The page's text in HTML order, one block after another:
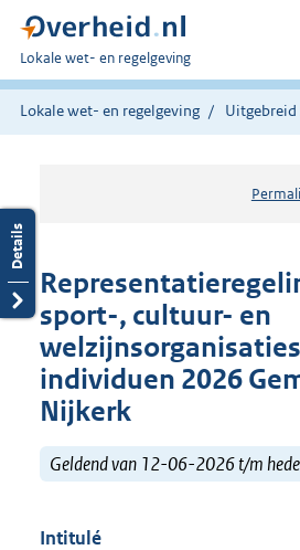
U
bent
hier:
Lokale wet- en regelgeving
Lokale wet- en regelgeving Uitgebreid
sport-, cultuur- en
individuen 2026
Nijkerk
Geldend van 12-06-2026 t/m
Intitulé